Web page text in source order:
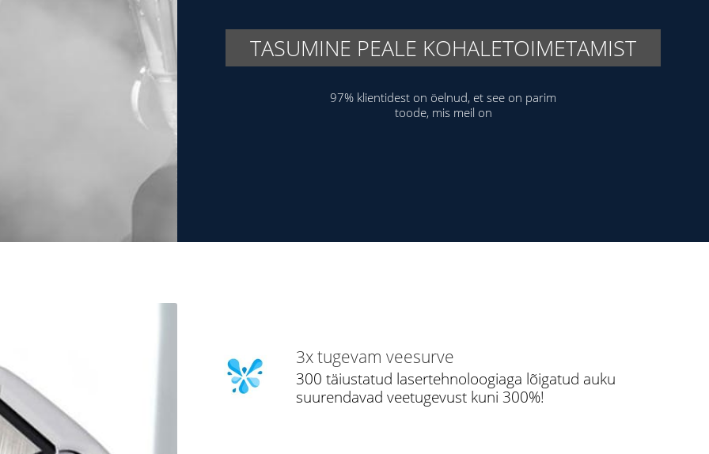
TASUMINE PEALE KOHALETOIMETAMIST
97% klientidest on öelnud, et see on parim
toode, mis meil on
3x tugevam veesurve
300 täiustatud lasertehnoloogiaga lõigatud auku
suurendavad veetugevust kuni 300%!